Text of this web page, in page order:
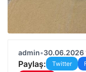
admin•30.06.2026
Paylaş: Twitter